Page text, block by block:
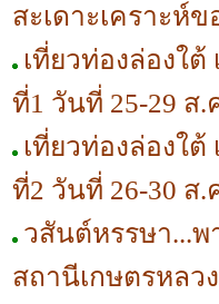
สะเดาะเคราะห์
เที่ยวท่องล่องใ
ที่1 วันที่ 25-29 ส.
เที่ยวท่องล่องใ
ที่2 วันที่ 26-30 ส.
วสันต์หรรษา...
สถานีเกษตรหลว